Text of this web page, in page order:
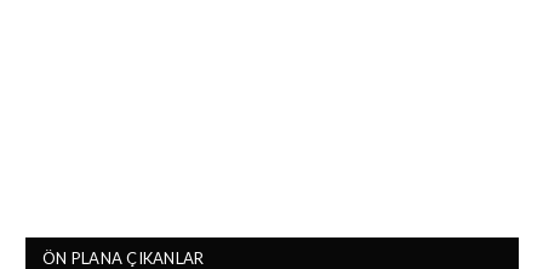
ÖN PLANA ÇIKANLAR